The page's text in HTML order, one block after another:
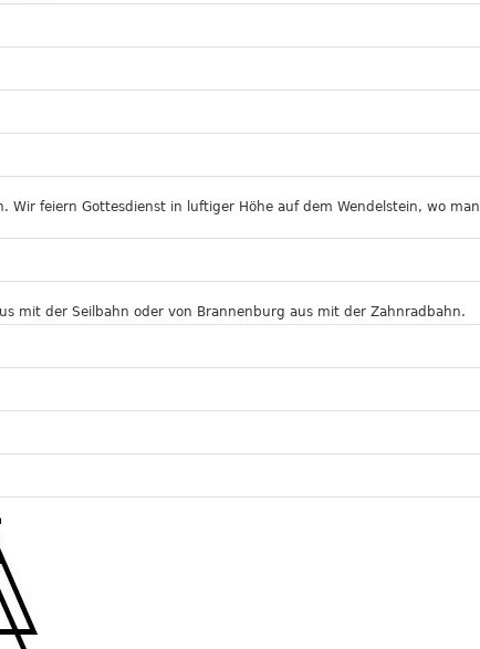
Wir feiern Gottesdienst in luftiger Höhe auf dem Wendelstein, wo man
mit der Seilbahn oder von Brannenburg aus mit der Zahnradbahn.